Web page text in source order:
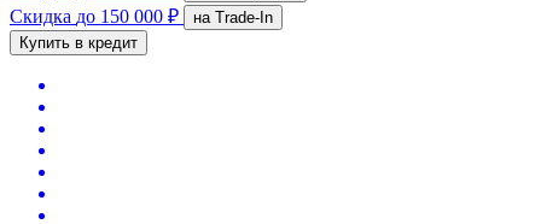
Скидка до 150 000 ₽
на Trade-In
Купить в кредит